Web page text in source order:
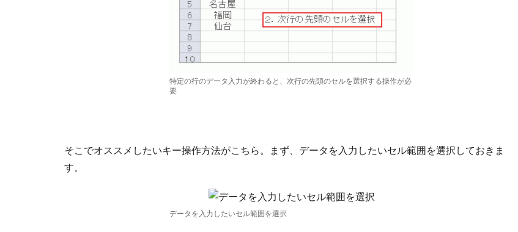
特定の行のデータ入力が終わると、次行の先頭のセルを選択する操作が必
要
そこでオススメしたいキー操作方法がこちら。まず、データを入力したいセル範囲を選択しておきま
す。
データを入力したいセル範囲を選択